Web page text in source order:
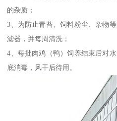
的杂质；
3、为防止青苔、饲料粉尘、杂物
滤器，并每周清洗；
4、每批肉鸡（鸭）饲养结束后对
底消毒，风干后待用。